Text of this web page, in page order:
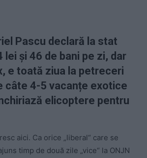
Pascu declară la stat
lei și 46 de bani pe zi, dar
e toată ziua la petreceri
câte 4-5 vacanțe exotice
elicoptere pentru
aici. Ca orice „liberal“ care se
timp de două zile „vice“ la ONJN